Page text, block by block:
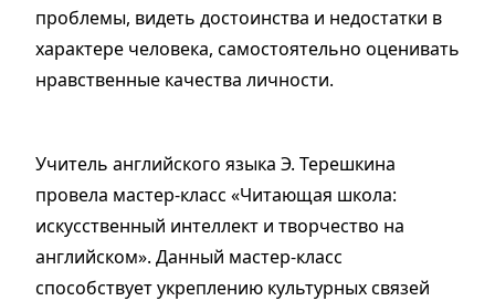
проблемы, видеть достоинства и недостатки в
характере человека, самостоятельно оценивать
нравственные качества личности.
Учитель английского языка Э. Терешкина
провела мастер-класс «Читающая школа:
искусственный интеллект и творчество на
английском». Данный мастер-класс
способствует укреплению культурных связей